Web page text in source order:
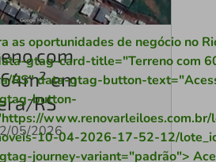
do
em com
em
RS
05/2026
as oportunidades de negócio no
gtag-card-title="Terreno com
RS" data-gtag-button-
button-
10-04-2026-17-52-12/
journey-variant="padrão">